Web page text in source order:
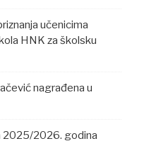
učenicima
HNK za školsku
nagrađena u
2025/2026. godina